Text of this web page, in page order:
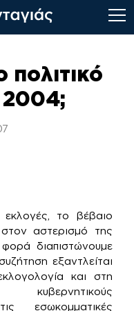
πολιτικό
2004;
το βέβαιο
αστερισμό της
διαπιστώνουμε
εξαντλείται
και στη
κυβερνητικούς
εσωκομματικές